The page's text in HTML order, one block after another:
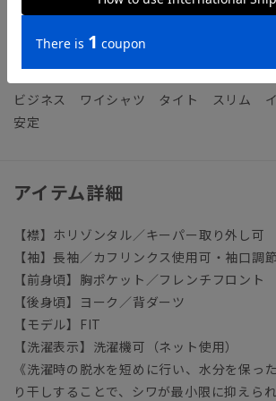
【参考情報】The Style Dictionary
◆スーツに合うワイシャツおすすめ12選｜
いシャツの選び方
ビジネス ワイシャツ タイト スリム
安定
アイテム詳細
【襟】ホリゾンタル／キーパー取り外し可
【袖】長袖／カフリンクス使用可・袖口調
【前身頃】胸ポケット／フレンチフロント
【後身頃】ヨーク／背ダーツ
【モデル】FIT
【洗濯表示】洗濯機可（ネット使用）
《洗濯時の脱水を短めに行い、水分を保っ
り干しすることで、シワが最小限に抑えられ